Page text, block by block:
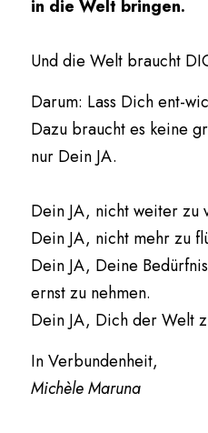
in die Welt bringen.
Und die Welt braucht
Darum: Lass Dich ent-
Dazu braucht es keine
nur Dein JA.
Dein JA, nicht weiter zu
Dein JA, nicht mehr zu
Dein JA, Deine
ernst zu nehmen.
Dein JA, Dich der Welt
In Verbundenheit,
Michèle Maruna